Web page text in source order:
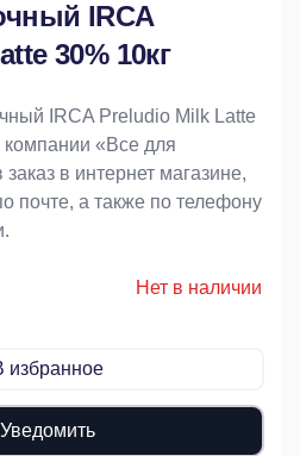
IRCA
30% 10кг
IRCA Preludio Milk Latte
«Bce для
в интернет магазине,
почте, а также по телефону
Нет в наличии
избранное
Уведомить